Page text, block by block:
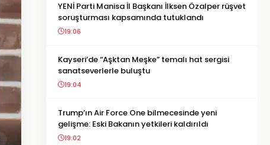
YENİ Parti Manisa İl Başkanı İlksen Özalper rüşvet
soruşturması kapsamında tutuklandı
19:06
Kayseri’de “Aşktan Meşke” temalı hat sergisi
sanatseverlerle buluştu
19:04
Trump’ın Air Force One bilmecesinde yeni
gelişme: Eski Bakanın yetkileri kaldırıldı
19:02